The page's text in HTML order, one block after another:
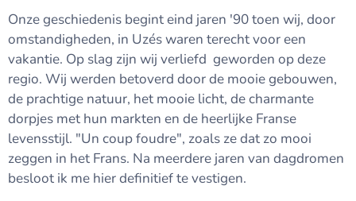
Onze geschiedenis begint eind jaren '90 toen wij, door
omstandigheden, in Uzés waren terecht voor een
vakantie. Op slag zijn wij verliefd geworden op deze
regio. Wij werden betoverd door de mooie gebouwen,
de prachtige natuur, het mooie licht, de charmante
dorpjes met hun markten en de heerlijke Franse
levensstijl. "Un coup foudre", zoals ze dat zo mooi
zeggen in het Frans. Na meerdere jaren van dagdromen
besloot ik me hier definitief te vestigen.